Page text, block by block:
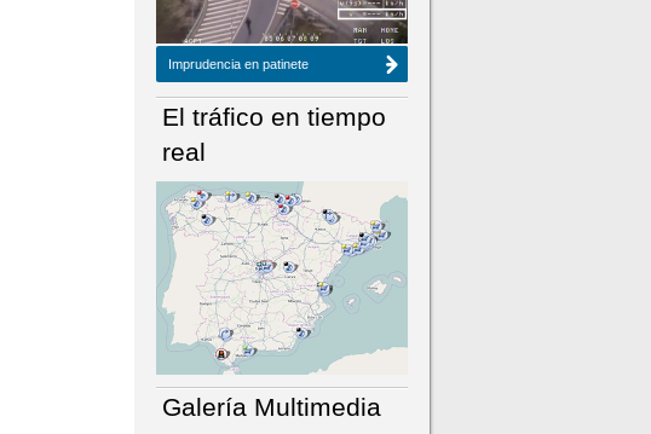
Imprudencia en patinete
El tráfico en tiempo
real
Galería Multimedia